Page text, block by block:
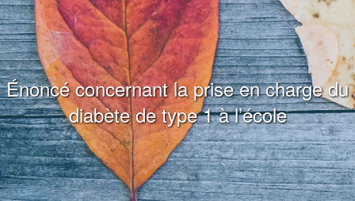
Énoncé concernant la prise en charge du
diabète de type 1 à l’école